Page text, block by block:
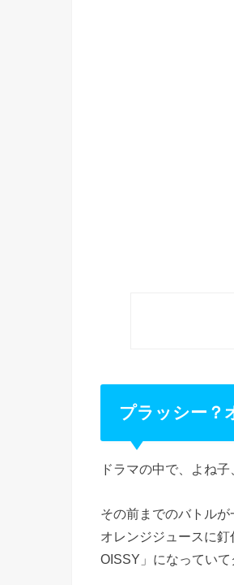
プラッシー？
ドラマの中で、よね
その前までのバトル
オレンジジュースに
OISSY」になっていて